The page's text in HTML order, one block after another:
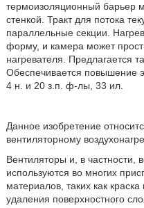
термоизоляционный барьер
стенкой. Тракт для потока
параллельные секции.
форму, и камера может
нагревателя. Предлагается
Обеспечивается повышение
4 н. и 20 з.п. ф-лы, 33 ил.
Данное изобретение
вентиляторному
Вентиляторы и, в частности,
используются во многих
материалов, таких как
удаления поверхностного